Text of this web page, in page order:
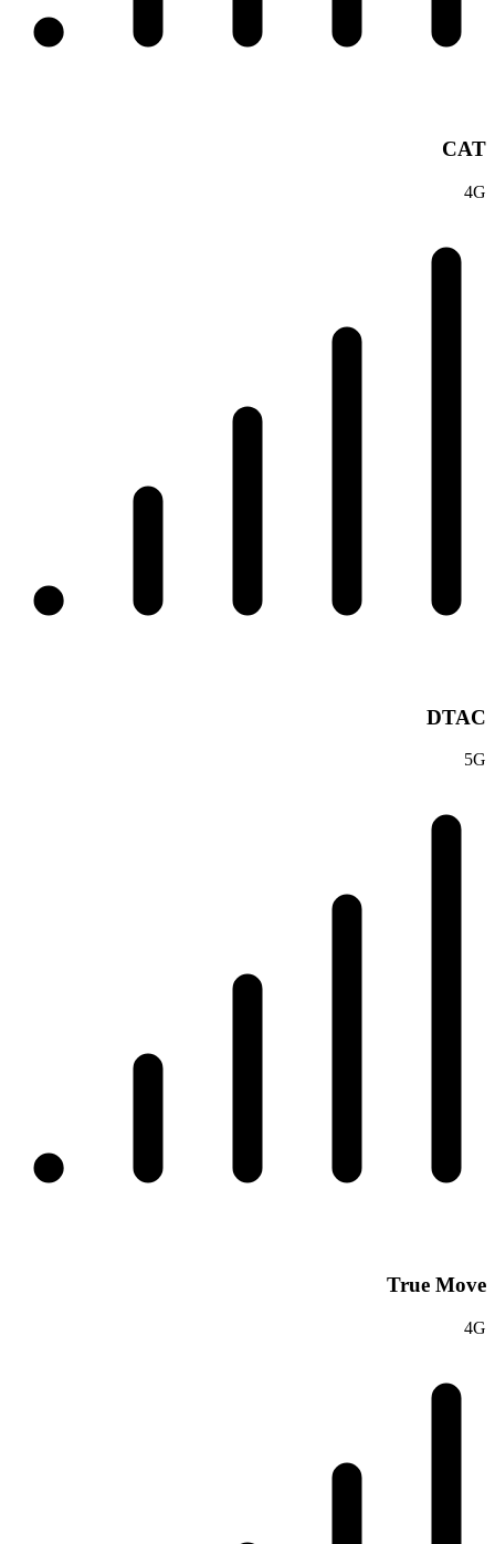
CAT
4G
DTAC
5G
True Move
4G